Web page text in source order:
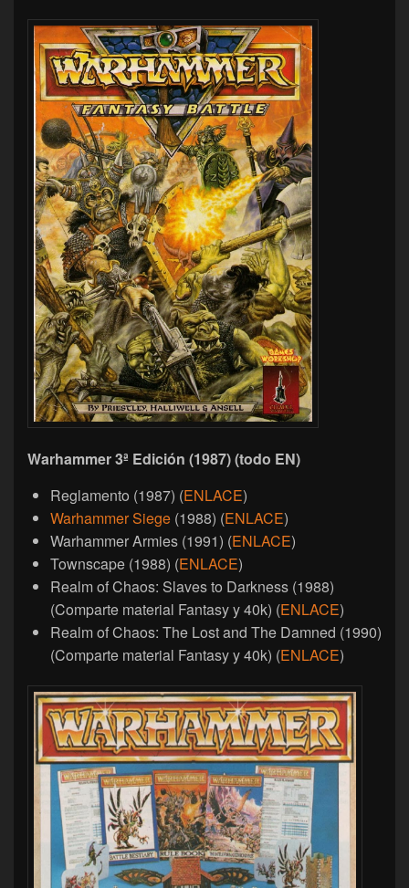
Warhammer 3ª Edición (1987) (todo EN)
Reglamento (1987) (ENLACE)
Warhammer Siege (1988) (ENLACE)
Warhammer Armies (1991) (ENLACE)
Townscape (1988) (ENLACE)
Realm of Chaos: Slaves to Darkness (1988)
(Comparte material Fantasy y 40k) (ENLACE)
Realm of Chaos: The Lost and The Damned (1990)
(Comparte material Fantasy y 40k) (ENLACE)